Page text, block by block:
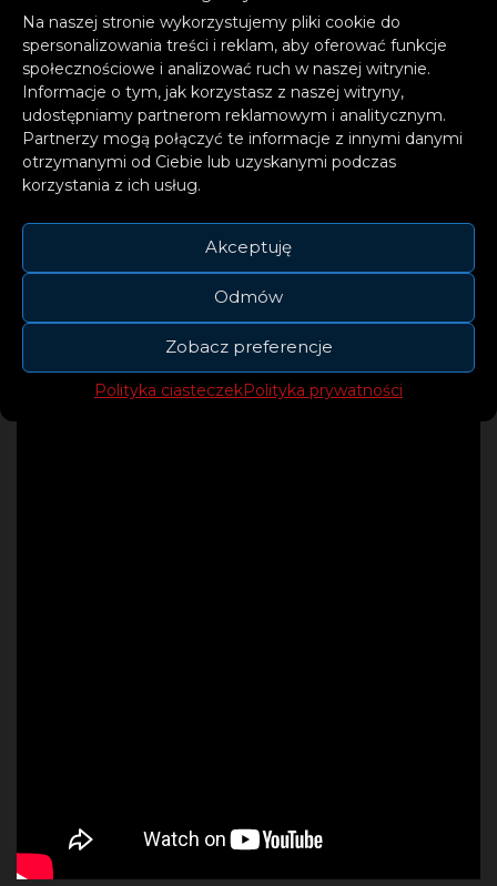
Na naszej stronie wykorzystujemy pliki cookie do
spersonalizowania treści i reklam, aby oferować funkcje
społecznościowe i analizować ruch w naszej witrynie.
Informacje o tym, jak korzystasz z naszej witryny,
udostępniamy partnerom reklamowym i analitycznym.
Partnerzy mogą połączyć te informacje z innymi danymi
otrzymanymi od Ciebie lub uzyskanymi podczas
korzystania z ich usług.
Akceptuję
Odmów
Zobacz preferencje
Polityka ciasteczekPolityka prywatności
prywatnie, ale na pewno będę
relacjonował swoje przygody
w social media. Na pewno
wrócę stamtąd z głową pełną
przemyśleń i pomysłów